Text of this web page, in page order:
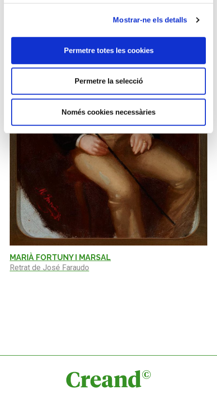
Mostrar-ne els detalls
Permetre totes les cookies
Permetre la selecció
Només cookies necessàries
MARIÀ FORTUNY I MARSAL
Retrat de José Faraudo